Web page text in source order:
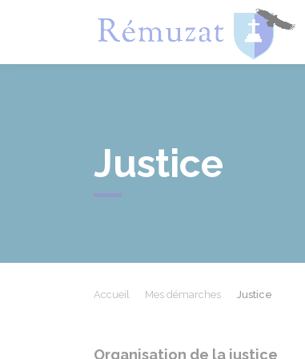
Justice
Accueil Mes démarches Justice
Organisation de la justice